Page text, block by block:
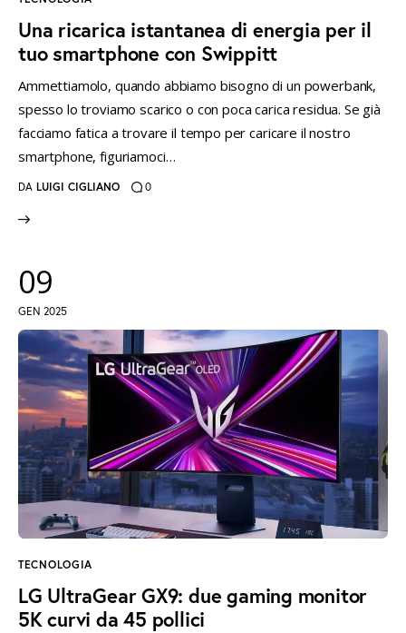
Una ricarica istantanea di energia per il
tuo smartphone con Swippitt
Ammettiamolo, quando abbiamo bisogno di un powerbank,
spesso lo troviamo scarico o con poca carica residua. Se già
facciamo fatica a trovare il tempo per caricare il nostro
smartphone, figuriamoci…
DA LUIGI CIGLIANO 0
09
GEN 2025
TECNOLOGIA
LG UltraGear GX9: due gaming monitor
5K curvi da 45 pollici